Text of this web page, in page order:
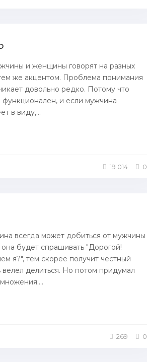
и женщины говорят на разных
же акцентом. Проблема понимания
довольно редко. Потому что
функционален, и если мужчина
в виду,...
19 014 0
всегда может добиться от мужчины
будет спрашивать "Дорогой!
я?", тем скорее получит честный
делиться. Но потом придумал
269 0